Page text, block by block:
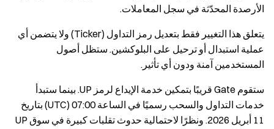
الأرصدة المحدّثة في سجل المعاملات.
يتعلق هذا التغيير فقط بتعديل رمز التداول (Ticker) ولا يتضمن أي
عملية استبدال أو ترحيل على البلوكشين. ستظل أصول
المستخدمين آمنة ودون أي تأثير.
ستقوم Gate قريبًا بتمكين خدمة الإيداع لرمز UP. بينما ستبدأ
خدمات التداول والسحب رسميًا في الساعة 07:00 (UTC) بتاريخ
11 أبريل 2026. ونظرًا لاحتمالية حدوث تقلبات كبيرة في سوق UP